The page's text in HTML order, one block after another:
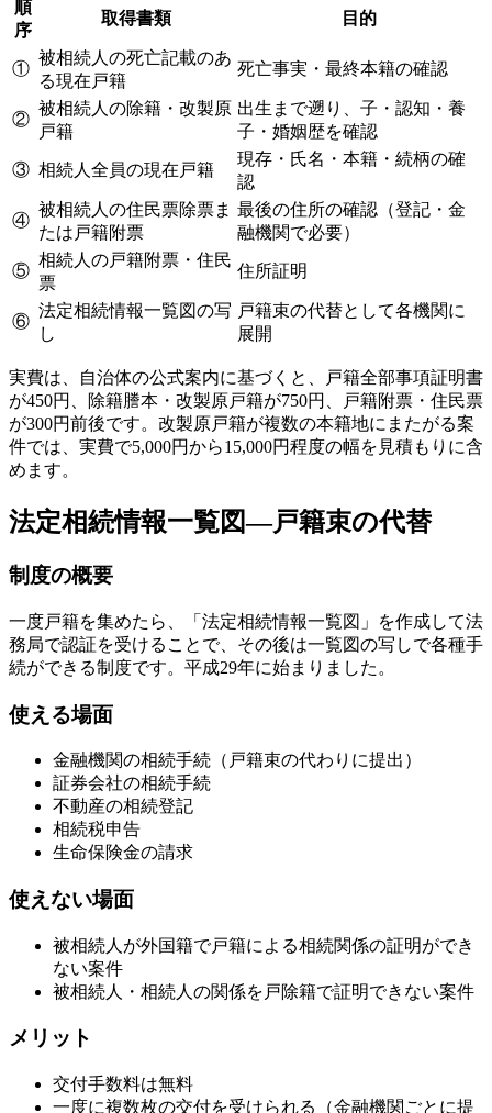
順
序
取得書類 目的
①
被相続人の死亡記載のあ
る現在戸籍
死亡事実・最終本籍の確認
②
被相続人の除籍・改製原
戸籍
出生まで遡り、子・認知・養
子・婚姻歴を確認
③ 相続人全員の現在戸籍
現存・氏名・本籍・続柄の確
認
④
被相続人の住民票除票ま
たは戸籍附票
最後の住所の確認（登記・金
融機関で必要）
⑤
相続人の戸籍附票・住民
票
住所証明
⑥
法定相続情報一覧図の写
し
戸籍束の代替として各機関に
展開
実費は、自治体の公式案内に基づくと、戸籍全部事項証明書
が450円、除籍謄本・改製原戸籍が750円、戸籍附票・住民票
が300円前後です。改製原戸籍が複数の本籍地にまたがる案
件では、実費で5,000円から15,000円程度の幅を見積もりに含
めます。
法定相続情報一覧図—戸籍束の代替
制度の概要
一度戸籍を集めたら、「法定相続情報一覧図」を作成して法
務局で認証を受けることで、その後は一覧図の写しで各種手
続ができる制度です。平成29年に始まりました。
使える場面
金融機関の相続手続（戸籍束の代わりに提出）
証券会社の相続手続
不動産の相続登記
相続税申告
生命保険金の請求
使えない場面
被相続人が外国籍で戸籍による相続関係の証明ができ
ない案件
被相続人・相続人の関係を戸除籍で証明できない案件
メリット
交付手数料は無料
一度に複数枚の交付を受けられる（金融機関ごとに提